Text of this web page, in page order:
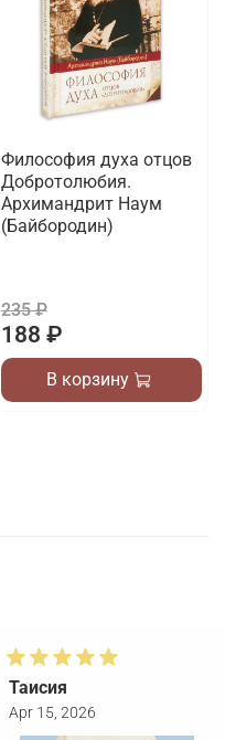
Философия духа отцов
Добротолюбия.
Архимандрит Наум
(Байбородин)
235 ₽
188 ₽
В корзину
Таисия
Apr 15, 2026